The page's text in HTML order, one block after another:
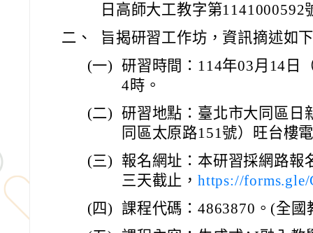
日高師大工教字第1141000592
二、
旨揭研習工作坊，資訊摘述如
(一) 研習時間：114年03月14日
4時。
(二) 研習地點：臺北市大同區日
同區太原路151號）旺台樓
(三)
報名網址：本研習採網路報
三天截止， https://
(四) 課程代碼：4863870。(全